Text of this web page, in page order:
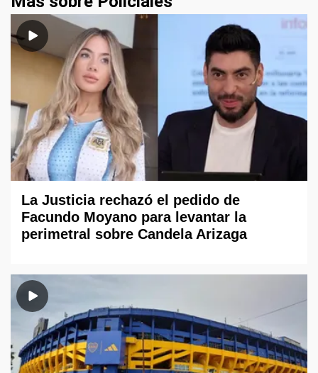
La Justicia rechazó el pedido de
Facundo Moyano para levantar la
perimetral sobre Candela Arizaga